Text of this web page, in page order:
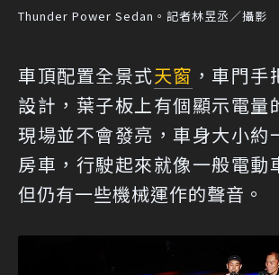
Thunder Power Sedan。記者林昱丞／攝影
車頂配置全景式天窗 ，車門
設計，葉子板上有個顯示電量
現場並不會發亮，車身大小約
房車，行駛起來就像一般電動
但仍有一些機械運作的聲音。